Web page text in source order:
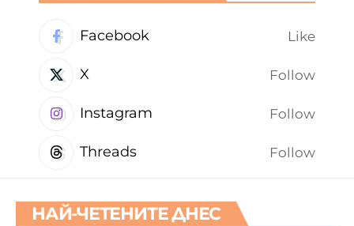
Facebook Like
X Follow
Instagram Follow
Threads Follow
НАЙ-ЧЕТЕНИТЕ ДНЕС